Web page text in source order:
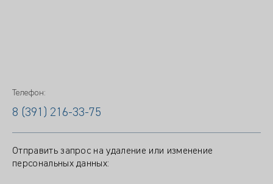
Телефон:
8 (391) 216-33-75
Отправить запрос на удаление или изменение
персональных данных: